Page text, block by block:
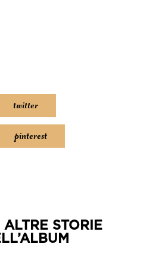
twitter
pinterest
ALTRE STORIE